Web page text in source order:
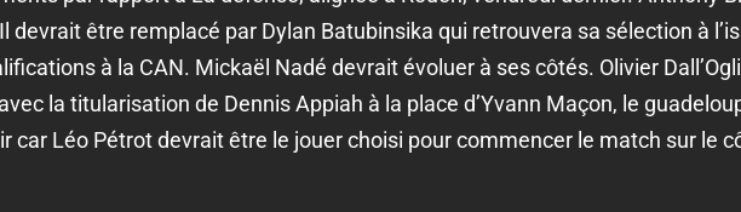
devrait être remplacé par Dylan Batubinsika qui retrouvera sa sélection à
à la CAN. Mickaël Nadé devrait évoluer à ses côtés. Olivier
la titularisation de Dennis Appiah à la place d’Yvann Maçon, le
car Léo Pétrot devrait être le jouer choisi pour commencer le match sur le